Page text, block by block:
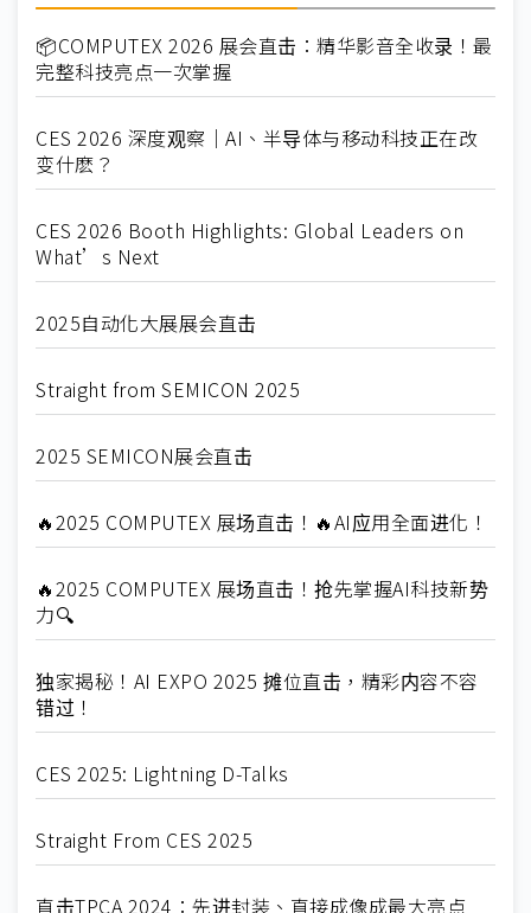
📦COMPUTEX 2026 展会直击：精华影音全收录！最
完整科技亮点一次掌握
CES 2026 深度观察｜AI、半导体与移动科技正在改
变什麽？
CES 2026 Booth Highlights: Global Leaders on
What’s Next
2025自动化大展展会直击
Straight from SEMICON 2025
2025 SEMICON展会直击
🔥2025 COMPUTEX 展场直击！🔥AI应用全面进化！
🔥2025 COMPUTEX 展场直击！抢先掌握AI科技新势
力🔍
独家揭秘！AI EXPO 2025 摊位直击，精彩内容不容
错过！
CES 2025: Lightning D-Talks
Straight From CES 2025
直击TPCA 2024：先进封装、直接成像成最大亮点